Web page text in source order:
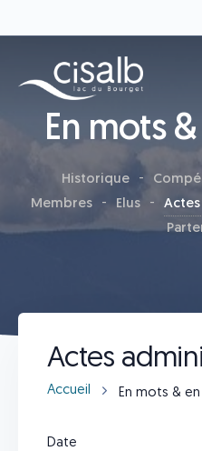
En mots
Historique
Membres
Elus
Actes
Accueil En mots &
Date